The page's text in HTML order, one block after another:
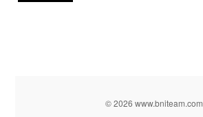
© 2026 www.bniteam.com